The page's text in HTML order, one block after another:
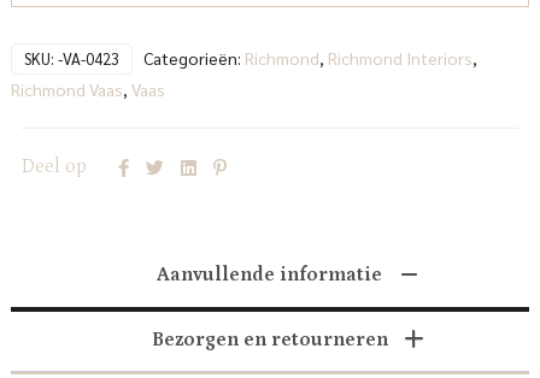
SKU: -VA-0423 Categorieën: Richmond Richmond Interiors
Richmond Vaas Vaas
Deel op
Aanvullende informatie
Bezorgen en retourneren